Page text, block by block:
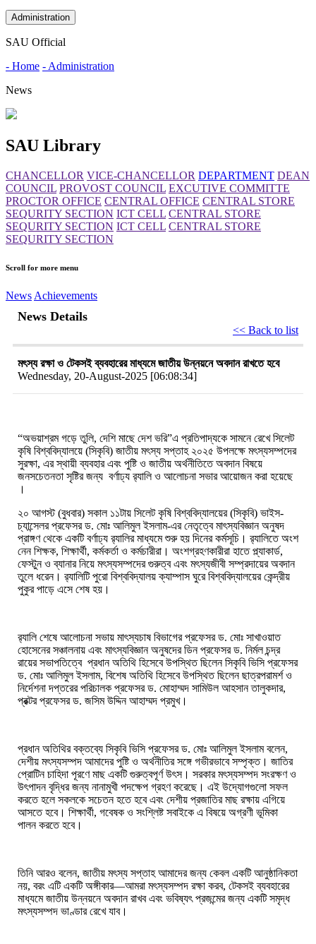
Administration
SAU Official
- Home - Administration
News
SAU Library
CHANCELLOR VICE-CHANCELLOR DEPARTMENT DEAN
COUNCIL PROVOST COUNCIL EXCUTIVE COMMITTE
PROCTOR OFFICE CENTRAL OFFICE CENTRAL STORE
SEQURITY SECTION ICT CELL CENTRAL STORE
SEQURITY SECTION ICT CELL CENTRAL STORE
SEQURITY SECTION
Scroll for more menu
News Achievements
News Details
<< Back to list
মৎস্য রক্ষা ও টেকসই ব্যবহারের মাধ্যমে জাতীয় উন্নয়নে অবদান রাখতে হবে
Wednesday, 20-August-2025 [06:08:34]
“অভয়াশ্রম গড়ে তুলি, দেশি মাছে দেশ ভরি”এ প্রতিপাদ্যকে সামনে রেখে সিলেট
কৃষি বিশ্ববিদ্যালয়ে (সিকৃবি) জাতীয় মৎস্য সপ্তাহ ২০২৫ উপলক্ষে মৎস্যসম্পদের
সুরক্ষা, এর স্থায়ী ব্যবহার এবং পুষ্টি ও জাতীয় অর্থনীতিতে অবদান বিষয়ে
জনসচেতনতা সৃষ্টির জন্য বর্ণাঢ্য র‍্যালি ও আলোচনা সভার আয়োজন করা হয়েছে
।
২০ আগস্ট (বুধবার) সকাল ১১টায় সিলেট কৃষি বিশ্ববিদ্যালয়ের (সিকৃবি) ভাইস-
চ্যান্সেলর প্রফেসর ড. মোঃ আলিমুল ইসলাম-এর নেতৃত্বে মাৎস্যবিজ্ঞান অনুষদ
প্রাঙ্গণ থেকে একটি বর্ণাঢ্য র‍্যালির মাধ্যমে শুরু হয় দিনের কর্মসূচি। র‍্যালিতে অংশ
নেন শিক্ষক, শিক্ষার্থী, কর্মকর্তা ও কর্মচারীরা। অংশগ্রহণকারীরা হাতে প্ল্যাকার্ড,
ফেস্টুন ও ব্যানার নিয়ে মৎস্যসম্পদের গুরুত্ব এবং মৎস্যজীবী সম্প্রদায়ের অবদান
তুলে ধরেন। র‍্যালিটি পুরো বিশ্ববিদ্যালয় ক্যাম্পাস ঘুরে বিশ্ববিদ্যালয়ের কেন্দ্রীয়
পুকুর পাড়ে এসে শেষ হয়।
র‍্যালি শেষে আলোচনা সভায় মাৎস্যচাষ বিভাগের প্রফেসর ড. মোঃ সাখাওয়াত
হোসেনের সঞ্চালনায় এবং মাৎস্যবিজ্ঞান অনুষদের ডিন প্রফেসর ড. নির্মল চন্দ্র
রায়ের সভাপতিত্বে প্রধান অতিথি হিসেবে উপস্থিত ছিলেন সিকৃবি ভিসি প্রফেসর
ড. মোঃ আলিমুল ইসলাম, বিশেষ অতিথি হিসেবে উপস্থিত ছিলেন ছাত্রপরামর্শ ও
নির্দেশনা দপ্তরের পরিচালক প্রফেসর ড. মোহাম্মদ সামিউল আহসান তালুকদার,
প্রক্টর প্রফেসর ড. জসিম উদ্দিন আহাম্মদ প্রমুখ।
প্রধান অতিথির বক্তব্যে সিকৃবি ভিসি প্রফেসর ড. মোঃ আলিমুল ইসলাম বলেন,
দেশীয় মৎস্যসম্পদ আমাদের পুষ্টি ও অর্থনীতির সঙ্গে গভীরভাবে সম্পৃক্ত। জাতির
প্রোটিন চাহিদা পূরণে মাছ একটি গুরুত্বপূর্ণ উৎস। সরকার মৎস্যসম্পদ সংরক্ষণ ও
উৎপাদন বৃদ্ধির জন্য নানামুখী পদক্ষেপ গ্রহণ করেছে। এই উদ্যোগগুলো সফল
করতে হলে সকলকে সচেতন হতে হবে এবং দেশীয় প্রজাতির মাছ রক্ষায় এগিয়ে
আসতে হবে। শিক্ষার্থী, গবেষক ও সংশ্লিষ্ট সবাইকে এ বিষয়ে অগ্রণী ভূমিকা
পালন করতে হবে।
তিনি আরও বলেন, জাতীয় মৎস্য সপ্তাহ আমাদের জন্য কেবল একটি আনুষ্ঠানিকতা
নয়, বরং এটি একটি অঙ্গীকার—আমরা মৎস্যসম্পদ রক্ষা করব, টেকসই ব্যবহারের
মাধ্যমে জাতীয় উন্নয়নে অবদান রাখব এবং ভবিষ্যৎ প্রজন্মের জন্য একটি সমৃদ্ধ
মৎস্যসম্পদ ভাণ্ডার রেখে যাব।